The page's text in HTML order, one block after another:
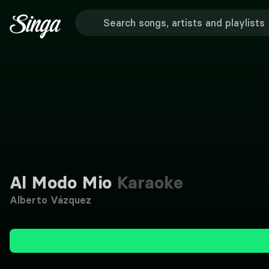
Al Modo Mio Karaoke
Alberto Vázquez